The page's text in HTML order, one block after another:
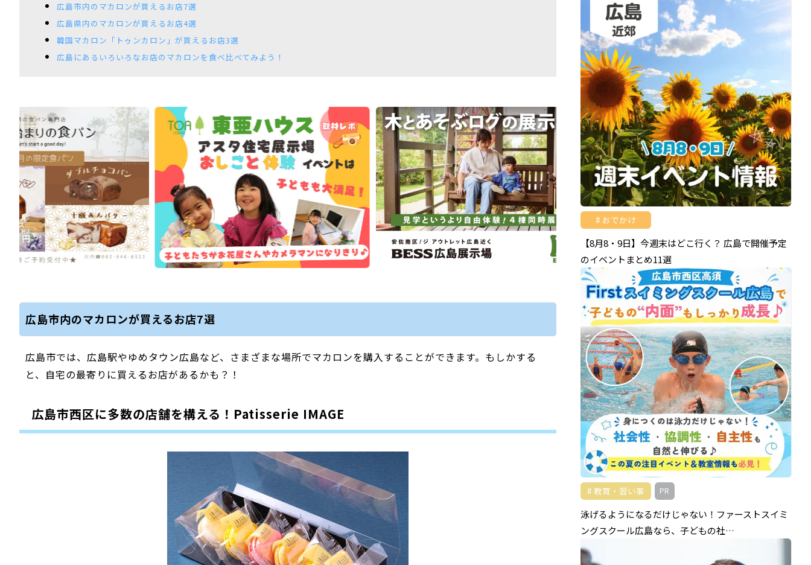
広島市内のマカロンが買えるお店7選
広島県内のマカロンが買えるお店4選
韓国マカロン「トゥンカロン」が買えるお店3選
広島にあるいろいろなお店のマカロンを食べ比べてみよう！
広島市内のマカロンが買えるお店7選
広島市では、広島駅やゆめタウン広島など、さまざまな場所でマカロンを購入することができます。もしかする
と、自宅の最寄りに買えるお店があるかも？！
広島市西区に多数の店舗を構える！Patisserie IMAGE
おでかけ
【8月8・9日】今週末はどこ行く？ 広島で開催予定
のイベントまとめ11選
教育・習い事 PR
泳げるようになるだけじゃない！ファーストスイミ
ングスクール広島なら、子どもの社…